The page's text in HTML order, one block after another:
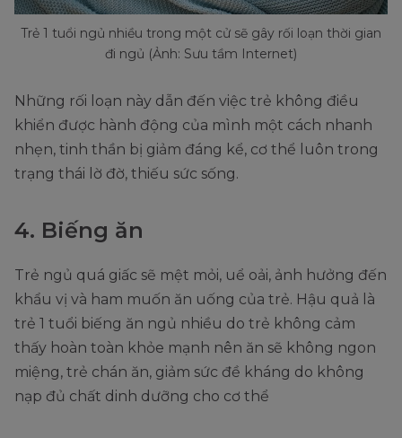
Trẻ 1 tuổi ngủ nhiều trong một cử sẽ gây rối loạn thời gian
đi ngủ (Ảnh: Sưu tầm Internet)
Những rối loạn này dẫn đến việc trẻ không điều
khiển được hành động của mình một cách nhanh
nhẹn, tinh thần bị giảm đáng kể, cơ thể luôn trong
trạng thái lờ đờ, thiếu sức sống.
4. Biếng ăn
Trẻ ngủ quá giấc sẽ mệt mỏi, uể oải, ảnh hưởng đến
khẩu vị và ham muốn ăn uống của trẻ. Hậu quả là
trẻ 1 tuổi biếng ăn ngủ nhiều do trẻ không cảm
thấy hoàn toàn khỏe mạnh nên ăn sẽ không ngon
miệng, trẻ chán ăn, giảm sức đề kháng do không
nạp đủ chất dinh dưỡng cho cơ thể